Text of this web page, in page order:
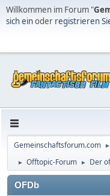
Willkommen im Forum "
sich einoder registrieren
Gemeinschaftsforum.com ►
► Offtopic-Forum ► Der
OFDb